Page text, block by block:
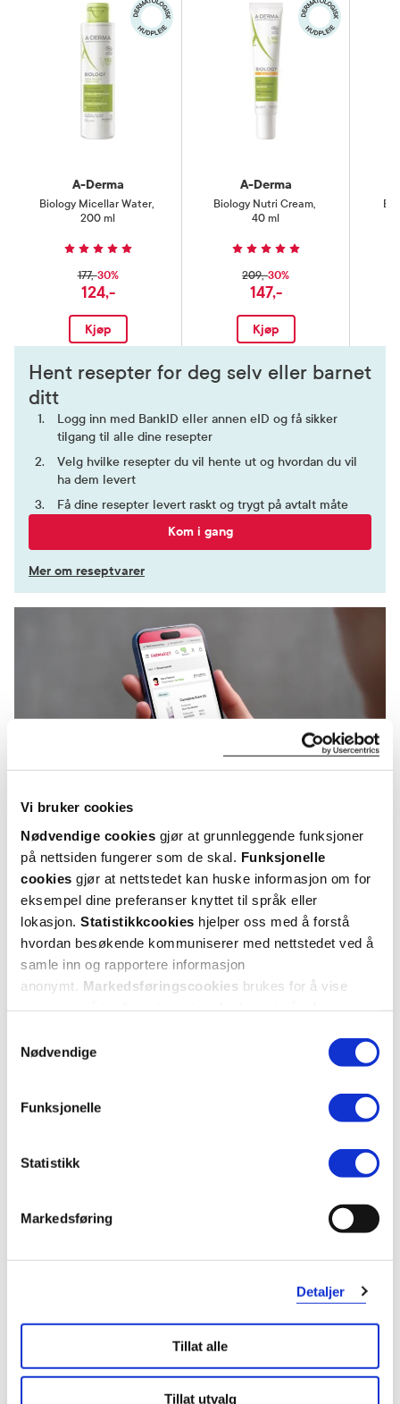
Vi bruker cookies
Nødvendige cookies gjør at grunnleggende funksjoner
på nettsiden fungerer som de skal. Funksjonelle
cookies gjør at nettstedet kan huske informasjon om for
eksempel dine preferanser knyttet til språk eller
lokasjon. Statistikkcookies hjelper oss med å forstå
hvordan besøkende kommuniserer med nettstedet ved å
samle inn og rapportere informasjon
anonymt. Markedsføringscookies brukes for å vise
Nødvendige
Funksjonelle
Statistikk
Markedsføring
Detaljer
Tillat alle
Tillat utvalg
A-Derma
Biology Micellar Water,
200 ml
177,-30%
124,-
Kjøp
A-Derma
Biology Nutri Cream,
40 ml
209,-30%
147,-
Kjøp
Hent resepter for deg selv eller barnet
ditt
Logg inn med BankID eller annen eID og få sikker
tilgang til alle dine resepter
Velg hvilke resepter du vil hente ut og hvordan du vil
ha dem levert
Få dine resepter levert raskt og trygt på avtalt måte
Kom i gang
Mer om reseptvarer
KUNDEANMELDELSER
5 anmeldelser
3 stjerner
Vurdert av 5 kunder